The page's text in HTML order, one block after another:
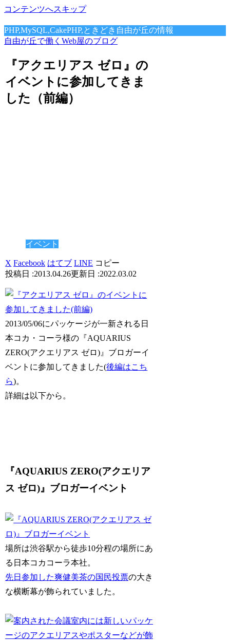
コンテンツへスキップ
PHP,MySQL,CakePHP,ときどき自由が丘の情報
自由が丘で働くWeb屋のブログ
『アクエリアス ゼロ』の
イベントに参加してきま
した（前編）
イベント
X Facebook はてブ LINE コピー
2013.04.26
2022.03.02
2013/05/06にパッケージが一新される日
本コカ・コーラ様の『AQUARIUS
ZERO(アクエリアス ゼロ)』ブロガーイ
ベントに参加してきました(後編はこち
ら)。
詳細は以下から。
『AQUARIUS ZERO(アクエリア
ス ゼロ)』ブロガーイベント
場所は渋谷駅から徒歩10分程の場所にあ
る日本コカコーラ本社。
先日参加した爽健美茶の国民投票の大き
な横断幕が飾られていました。